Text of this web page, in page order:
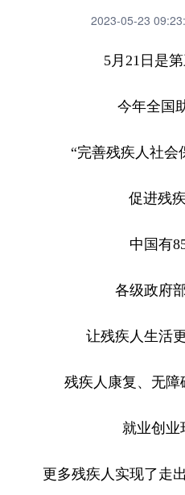
2023-05-23
5月21日是第
今年全国助
“完善残疾人社会
促进残疾
中国有
各级政府部
让残疾人生活更
残疾人康复、无障
就业创业
更多残疾人实现了走出